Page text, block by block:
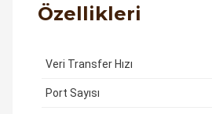
Özellikleri
Veri Transfer Hızı
Port Sayısı